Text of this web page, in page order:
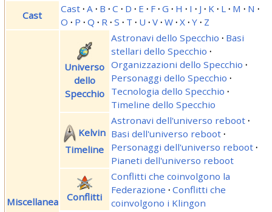
Cast
Cast · A · B · C · D · E · F · G · H · I · J · K · L · M · N ·
O · P · Q · R · S · T · U · V · W · X · Y · Z
Miscellanea
Universo
dello
Specchio
Astronavi dello Specchio · Basi
stellari dello Specchio ·
Organizzazioni dello Specchio ·
Personaggi dello Specchio ·
Tecnologia dello Specchio ·
Timeline dello Specchio
Kelvin
Timeline
Astronavi dell'universo reboot ·
Basi dell'universo reboot ·
Personaggi dell'universo reboot ·
Pianeti dell'universo reboot
Conflitti
Conflitti che coinvolgono la
Federazione · Conflitti che
coinvolgono i Klingon